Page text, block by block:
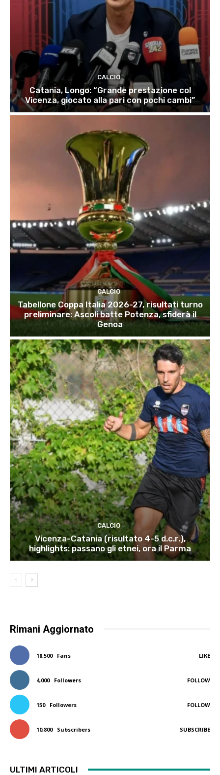
CALCIO
Catania, Longo: “Grande prestazione col
Vicenza, giocato alla pari con pochi cambi”
CALCIO
Tabellone Coppa Italia 2026-27, risultati turno
preliminare: Ascoli batte Potenza, sfiderà il
Genoa
CALCIO
Vicenza-Catania (risultato 4-5 d.c.r.),
highlights: passano gli etnei, ora il Parma
Rimani Aggiornato
18,500 Fans LIKE
4,000 Followers FOLLOW
150 Followers FOLLOW
10,800 Subscribers SUBSCRIBE
ULTIMI ARTICOLI